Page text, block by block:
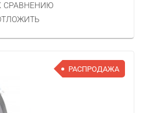
СРАВНЕНИЮ
РАСПРОДАЖА